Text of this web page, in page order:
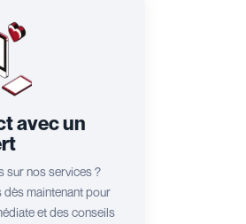
avec un
sur nos services ?
maintenant pour
et des conseils